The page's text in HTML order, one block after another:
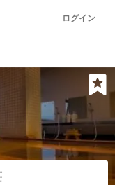
ログイン